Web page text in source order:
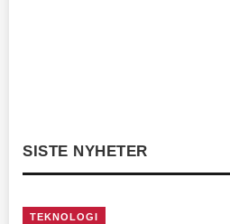
SISTE NYHETER
TEKNOLOGI